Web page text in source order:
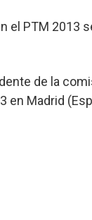
el PTM 2013
de la
en Madrid